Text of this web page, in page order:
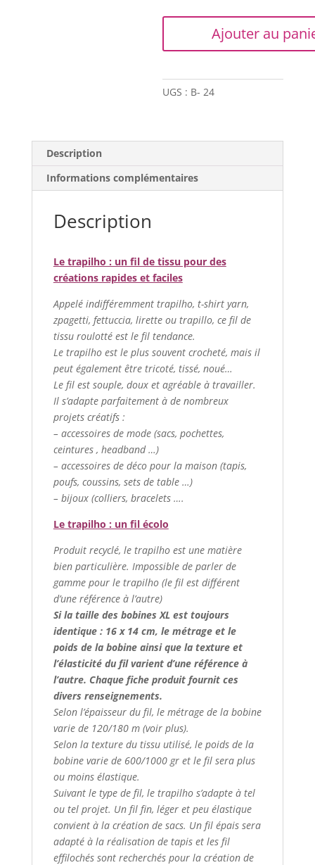
Trapilho
10
-
Blanc
Ajouter au
UGS : B- 24
Description
Informations complémentaires
Description
Le trapilho : un fil de tissu pour des
créations rapides et faciles
Appelé indifféremment trapilho, t-shirt yarn,
zpagetti, fettuccia, lirette ou trapillo, ce fil de
tissu roulotté est le fil tendance.
Le trapilho est le plus souvent crocheté, mais il
peut également être tricoté, tissé, noué…
Le fil est souple, doux et agréable à travailler.
Il s’adapte parfaitement à de nombreux
projets créatifs :
– accessoires de mode (sacs, pochettes,
ceintures , headband …)
– accessoires de déco pour la maison (tapis,
poufs, coussins, sets de table …)
– bijoux (colliers, bracelets ….
Le trapilho : un fil écolo
Produit recyclé, le trapilho est une matière
bien particulière. Impossible de parler de
gamme pour le trapilho (le fil est différent
d’une référence à l’autre)
Si la taille des bobines XL est toujours
identique : 16 x 14 cm, le métrage et le
poids de la bobine ainsi que la texture et
l’élasticité du fil varient d’une référence à
l’autre. Chaque fiche produit fournit ces
divers renseignements.
Selon l’épaisseur du fil, le métrage de la bobine
varie de 120/180 m (voir plus).
Selon la texture du tissu utilisé, le poids de la
bobine varie de 600/1000 gr et le fil sera plus
ou moins élastique.
Suivant le type de fil, le trapilho s’adapte à tel
ou tel projet. Un fil fin, léger et peu élastique
convient à la création de sacs. Un fil épais sera
adapté à la réalisation de tapis et les fil
effilochés sont recherchés pour la création de